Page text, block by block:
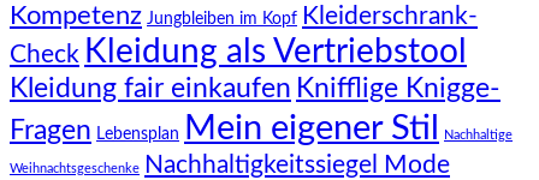
Kompetenz Jungbleiben im Kopf Kleiderschrank-
Check Kleidung als Vertriebstool
Kleidung fair einkaufen Knifflige Knigge-
Fragen Lebensplan Mein eigener Stil Nachhaltige
Weihnachtsgeschenke
Nachhaltigkeitssiegel Mode